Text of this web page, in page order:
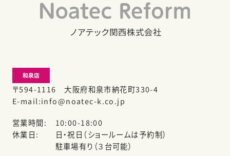
和泉店
〒594-1116 大阪府和泉市納花町330-4
E-mail info@noatec-k.co.jp
営業時間
10:00-18:00
休業日
日・祝日（ショールームは予約制）
駐車場有り（３台可能）